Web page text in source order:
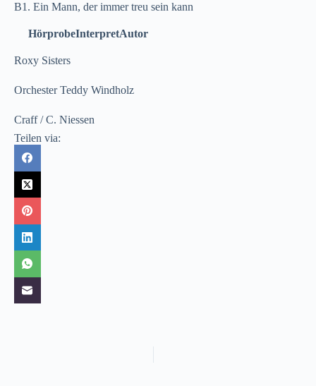
B1. Ein Mann, der immer treu sein kann
HörprobeInterpretAutor
Roxy Sisters
Orchester Teddy Windholz
Craff / C. Niessen
Teilen via: